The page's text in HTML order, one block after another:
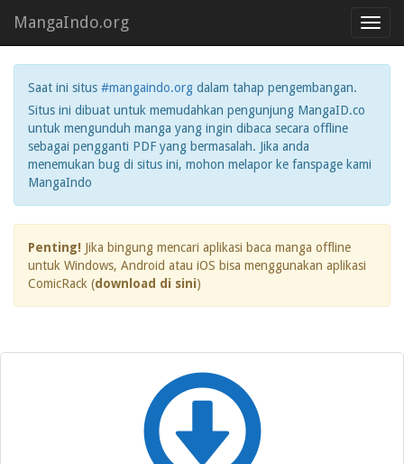
MangaIndo.org
Saat ini situs #mangaindo.org dalam tahap pengembangan.
Situs ini dibuat untuk memudahkan pengunjung MangaID.co
untuk mengunduh manga yang ingin dibaca secara offline
sebagai pengganti PDF yang bermasalah. Jika anda
menemukan bug di situs ini, mohon melapor ke fanspage kami
MangaIndo
Penting! Jika bingung mencari aplikasi baca manga offline
untuk Windows, Android atau iOS bisa menggunakan aplikasi
ComicRack (download di sini)